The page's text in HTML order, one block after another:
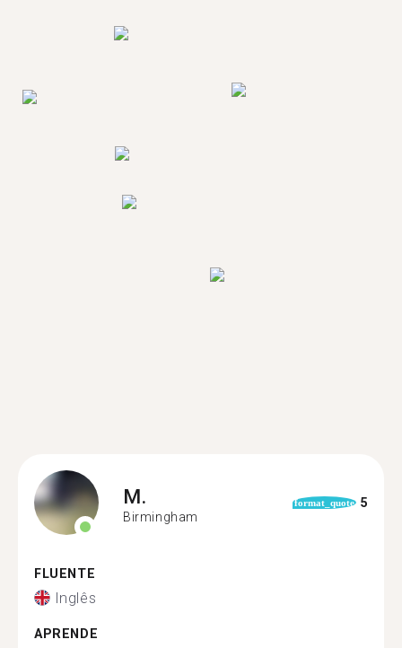
M.
Birmingham
format_quote 5
FLUENTE
Inglês
APRENDE